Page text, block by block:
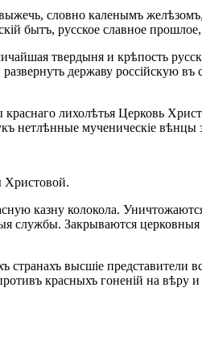
словно каленымъ желѣзомъ,
бытъ, русское славное
твердыня и крѣпость
державу россійскую
лихолѣтья Церковь
нетлѣнные мученическіе вѣнцы
Христовой.
казну колокола.
службы. Закрываются
странахъ высшіе представители
красныхъ гоненій на вѣру